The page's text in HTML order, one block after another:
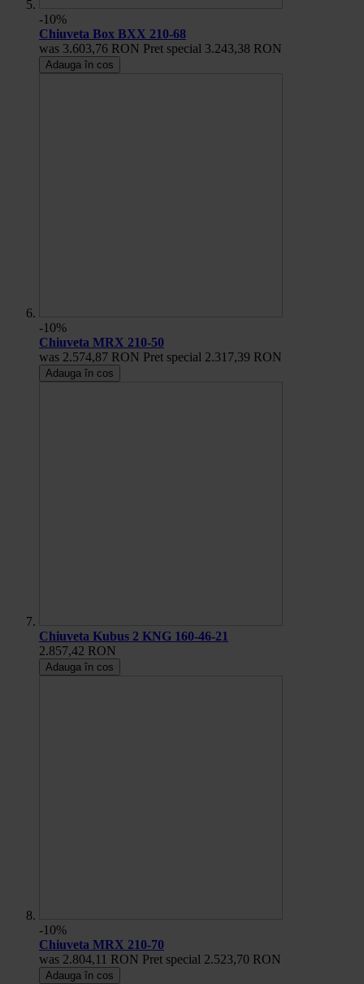
-10%
Chiuveta Box BXX 210-68
was 3.603,76 RON Pret special 3.243,38 RON
Adauga în cos
-10%
Chiuveta MRX 210-50
was 2.574,87 RON Pret special 2.317,39 RON
Adauga în cos
Chiuveta Kubus 2 KNG 160-46-21
2.857,42 RON
Adauga în cos
-10%
Chiuveta MRX 210-70
was 2.804,11 RON Pret special 2.523,70 RON
Adauga în cos